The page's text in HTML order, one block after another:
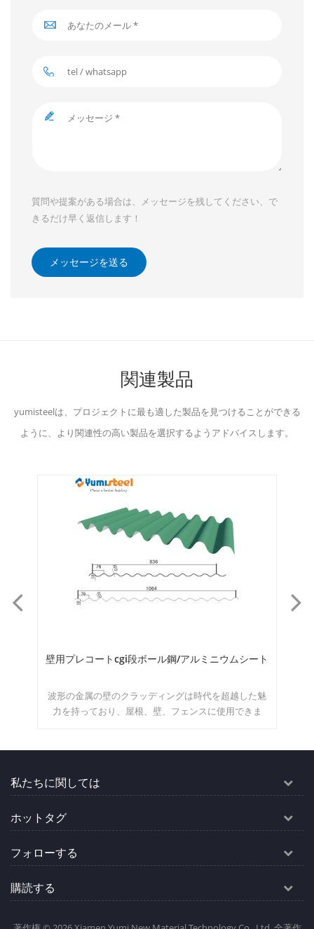
質問や提案がある場合は、メッセージを残してください、で
きるだけ早く返信します！
メッセージを送る
関連製品
yumisteelは、プロジェクトに最も適した製品を見つけることができる
ように、より関連性の高い製品を選択するようアドバイスします。
壁用プレコートcgi段ボール鋼/アルミニウムシート
波形の金属の壁のクラッディングは時代を超越した魅
力を持っており、屋根、壁、フェンスに使用できま
私たちに関しては
ホットタグ
フォローする
購読する